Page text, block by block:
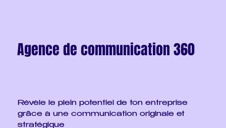
Agence de communication 360
Révèle le plein potentiel de ton entreprise
grâce à une communication originale et
stratégique